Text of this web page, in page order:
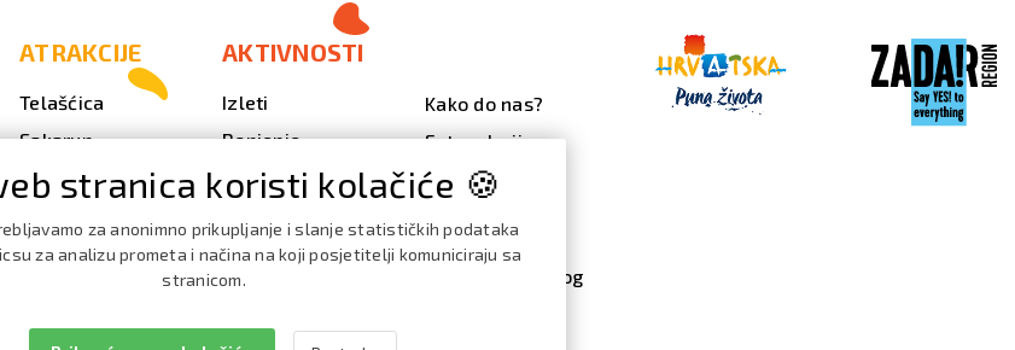
ATRAKCIJE
Telašćica
Sakarun
Svjetionik Veli Rat
Strašna peć
AKTIVNOSTI
Izleti
Ronjenje
Outdoor
Nautika
Kako do nas?
Fotogalerija
Video galerija
događanja
Brošure / katalog
stranica koristi kolačiće 🍪
za anonimno prikupljanje i slanje statističkih podataka
za analizu prometa i načina na koji posjetitelji komuniciraju sa
stranicom.